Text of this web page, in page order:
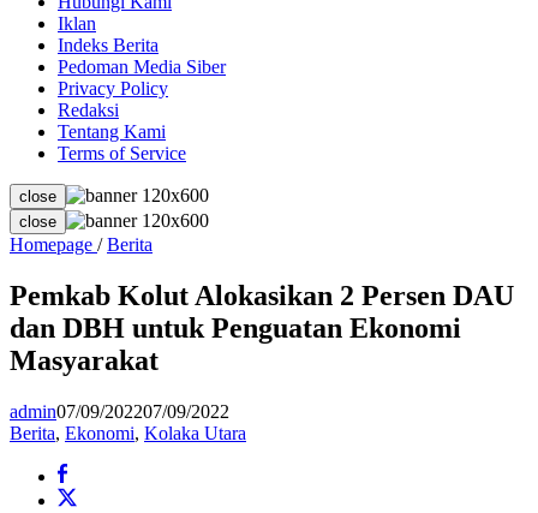
Iklan
Indeks Berita
Pedoman Media Siber
Privacy Policy
Redaksi
Tentang Kami
Terms of Service
close
close
Homepage / Berita
Alokasikan
2
Persen
DAU
dan
untuk
Penguatan
Pemkab Kolut Alokasikan 2 Persen DAU
dan DBH untuk Penguatan Ekonomi
Masyarakat
admin07/09/202207/09/2022
Berita, Ekonomi, Kolaka Utara